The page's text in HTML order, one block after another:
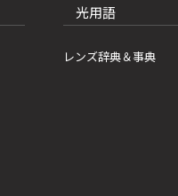
光用語
レンズ辞典＆事典